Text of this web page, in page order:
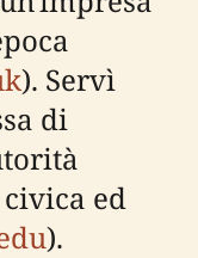
). Servì
di
ed
).